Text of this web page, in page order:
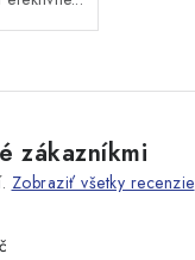
zákazníkmi
Zobraziť všetky recenzie